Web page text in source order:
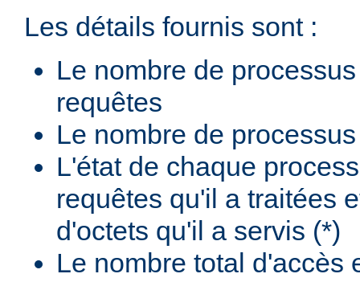
Les détails fournis sont :
Le nombre de
requêtes
Le nombre de
L'état de chaque
requêtes qu'il a traitées
d'octets qu'il a servis (*)
Le nombre total d'accès